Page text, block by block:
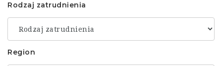
Rodzaj zatrudnienia
Region